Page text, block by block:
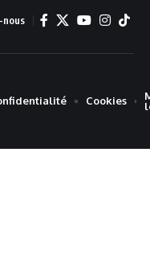
nous
Cookies